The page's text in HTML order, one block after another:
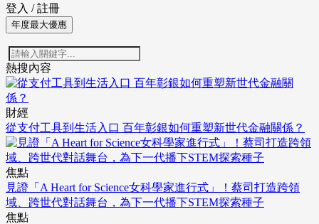
登入 / 註冊
年度最大優惠
熱搜內容
財經
從支付工具到生活入口 百年彰銀如何重塑新世代金融關係？
焦點
見證「A Heart for Science女科學家進行式」！蔡司打造跨領
域、跨世代對話舞台，為下一代播下STEM探索種子
焦點